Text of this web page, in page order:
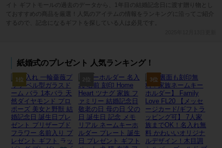
イト ギフトモールの過去のデータから、1年目の結婚記念日に渡す贈り物とし
ておすすめの商品を厳選！人気のアイテムの情報をランキングに沿ってご紹介
するので、記念になるギフトを探している人は必見です。
紙婚式のプレゼント 人気ランキング！
1位 3位